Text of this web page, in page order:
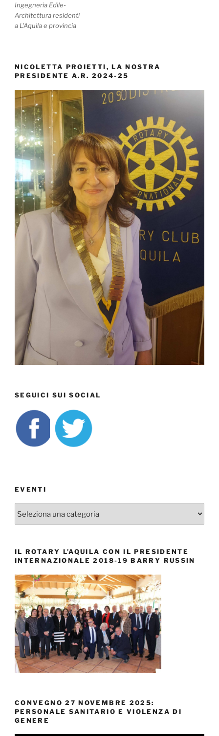
Ingegneria Edile-
Architettura residenti
a L'Aquila e provincia
NICOLETTA PROIETTI, LA NOSTRA
PRESIDENTE A.R. 2024-25
SEGUICI SUI SOCIAL
EVENTI
IL ROTARY L’AQUILA CON IL PRESIDENTE
INTERNAZIONALE 2018-19 BARRY RUSSIN
CONVEGNO 27 NOVEMBRE 2025:
PERSONALE SANITARIO E VIOLENZA DI
GENERE